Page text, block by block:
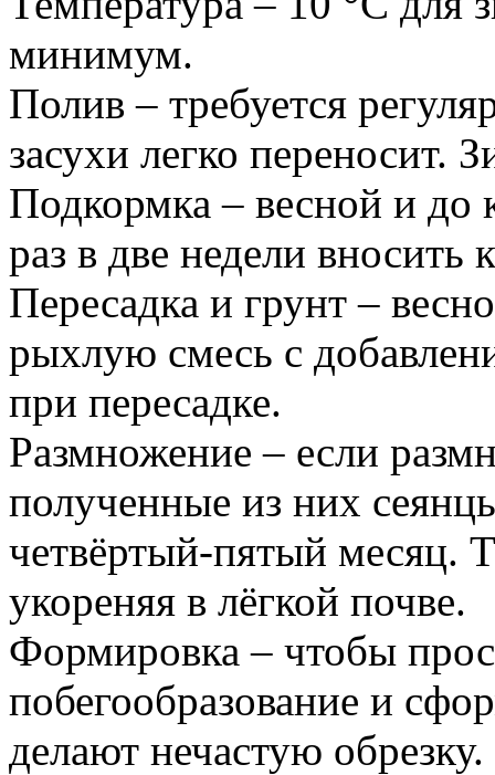
минимум.
Полив – требуется
засухи легко переносит.
Подкормка – весной и до
раз в две недели вносить
Пересадка и грунт –
рыхлую смесь с
при пересадке.
Размножение – если
полученные из них
четвёртый-пятый месяц.
укореняя в лёгкой почве.
Формировка – чтобы
побегообразование и
делают нечастую обрезку.